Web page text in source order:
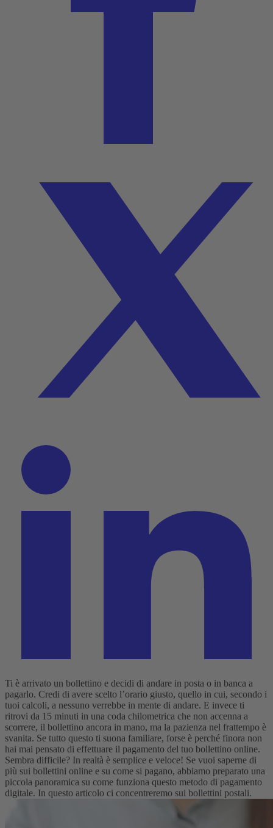
Ti è arrivato un bollettino e decidi di andare in posta o in banca a
pagarlo. Credi di avere scelto l’orario giusto, quello in cui, secondo i
tuoi calcoli, a nessuno verrebbe in mente di andare. E invece ti
ritrovi da 15 minuti in una coda chilometrica che non accenna a
scorrere, il bollettino ancora in mano, ma la pazienza nel frattempo è
svanita. Se tutto questo ti suona familiare, forse è perché finora non
hai mai pensato di effettuare il pagamento del tuo bollettino online.
Sembra difficile? In realtà è semplice e veloce! Se vuoi saperne di
più sui bollettini online e su come si pagano, abbiamo preparato una
piccola panoramica su come funziona questo metodo di pagamento
digitale. In questo articolo ci concentreremo sui bollettini postali.